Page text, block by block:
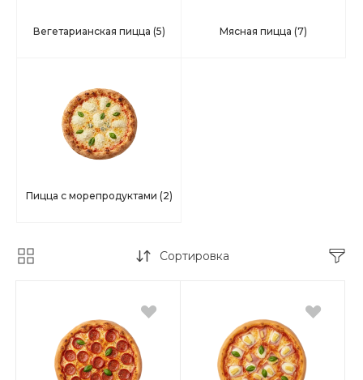
Вегетарианская пицца (5) Мясная пицца (7)
Пицца с морепродуктами (2)
Сортировка